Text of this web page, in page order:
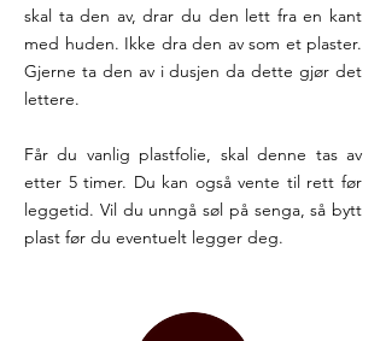
skal ta den av, drar du den lett fra en kant
med huden. Ikke dra den av som et plaster.
Gjerne ta den av i dusjen da dette gjør det
lettere.
Får du vanlig plastfolie, skal denne tas av
etter 5 timer. Du kan også vente til rett før
leggetid. Vil du unngå søl på senga, så bytt
plast før du eventuelt legger deg.